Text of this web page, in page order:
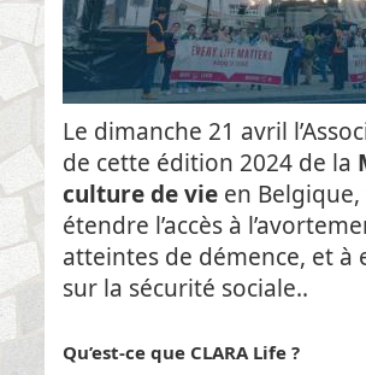
Le dimanche 21 avril
de cette édition 2024 de la
culture de vie en
étendre l’accès à
atteintes de démence, et à
sur la sécurité sociale..
Qu’est-ce que CLARA Life ?